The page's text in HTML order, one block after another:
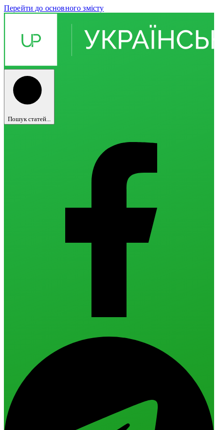
Перейти до основного змісту
Пошук статей...